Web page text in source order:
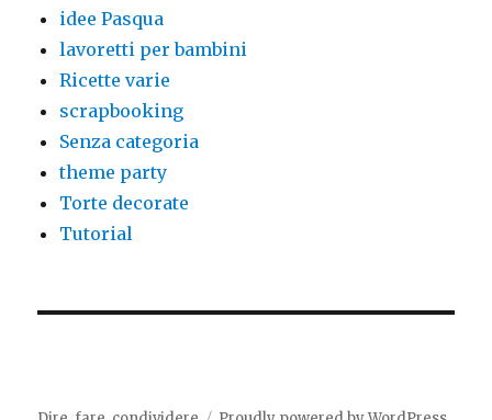
idee Pasqua
lavoretti per bambini
Ricette varie
scrapbooking
Senza categoria
theme party
Torte decorate
Tutorial